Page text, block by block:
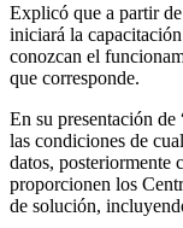
Explicó que a partir de
iniciará la
conozcan el
que corresponde.
En su presentación de
las condiciones de
datos, posteriormente
proporcionen los
de solución,